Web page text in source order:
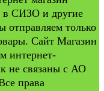
в СИЗО и другие
только
Сайт Магазин
интернет-
не связаны с АО
права